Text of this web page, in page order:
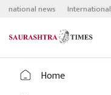
Skip
content
national news International
Home